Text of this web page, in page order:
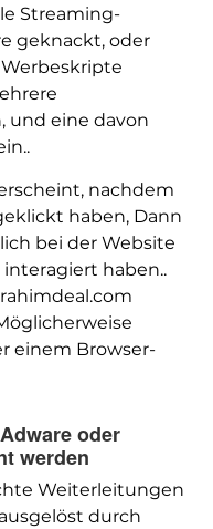
Streaming-
geknackt, oder
und eine davon
nachdem
haben, Dann
bei der Website
haben..
einem Browser-
oder
werden
Weiterleitungen
durch